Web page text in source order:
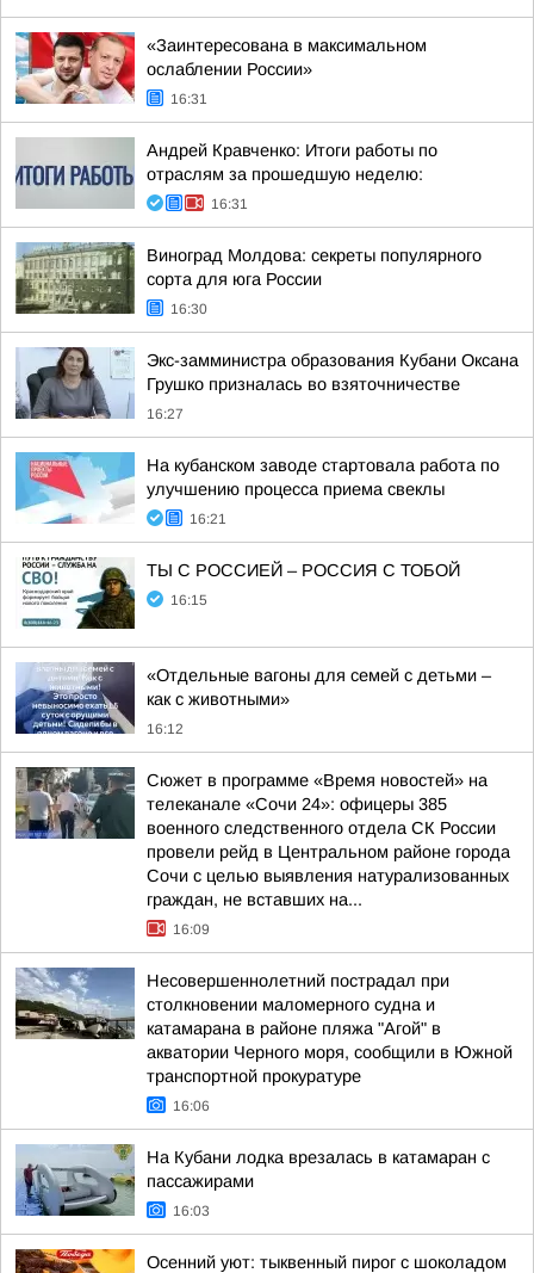
«Заинтересована в максимальном
ослаблении России»
16:31
Андрей Кравченко: Итоги работы по
отраслям за прошедшую неделю:
16:31
Виноград Молдова: секреты популярного
сорта для юга России
16:30
Экс-замминистра образования Кубани Оксана
Грушко призналась во взяточничестве
16:27
На кубанском заводе стартовала работа по
улучшению процесса приема свеклы
16:21
ТЫ С РОССИЕЙ – РОССИЯ С ТОБОЙ
16:15
«Отдельные вагоны для семей с детьми –
как с животными»
16:12
Сюжет в программе «Время новостей» на
телеканале «Сочи 24»: офицеры 385
военного следственного отдела СК России
провели рейд в Центральном районе города
Сочи с целью выявления натурализованных
граждан, не вставших на...
16:09
Несовершеннолетний пострадал при
столкновении маломерного судна и
катамарана в районе пляжа "Агой" в
акватории Черного моря, сообщили в Южной
транспортной прокуратуре
16:06
На Кубани лодка врезалась в катамаран с
пассажирами
16:03
Осенний уют: тыквенный пирог с шоколадом